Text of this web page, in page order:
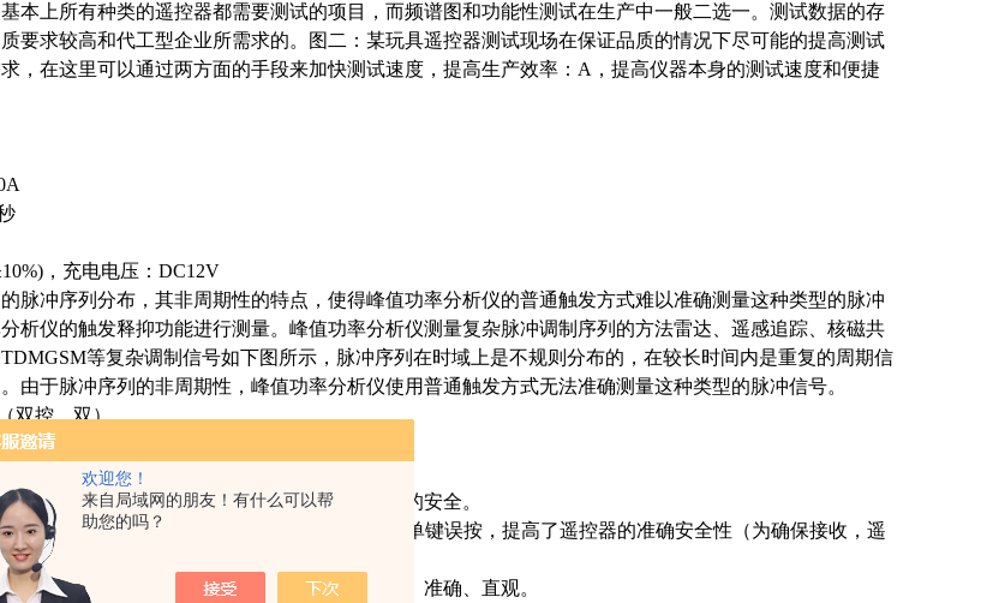
欢迎您！
来自局域网的朋友！有什么可以帮
助您的吗？
本上所有种类的遥控器都需要测试的项目，而频谱图和功能性测试在生产中一般二选一。测试数据的存
要求较高和代工型企业所需求的。图二：某玩具遥控器测试现场在保证品质的情况下尽可能的提高测试
，在这里可以通过两方面的手段来加快测试速度，提高生产效率：A，提高仪器本身的测试速度和便捷
，充电电压：DC12V
脉冲序列分布，其非周期性的特点，使得峰值功率分析仪的普通触发方式难以准确测量这种类型的脉冲
析仪的触发释抑功能进行测量。峰值功率分析仪测量复杂脉冲调制序列的方法雷达、遥感追踪、核磁共
等复杂调制信号如下图所示，脉冲序列在时域上是不规则分布的，在较长时间内是重复的周期信
由于脉冲序列的非周期性，峰值功率分析仪使用普通触发方式无法准确测量这种类型的脉冲信号。
双控、双）
采用双键确认进入工作模式，确保操作人 员的安全。
)，操作时必须同时按下两个键才能遥控击发，单键误按，提高了遥控器的准确安全性（为确保接收，遥
晶显示同步功能，在提示下操作，使用更安全、准确、直观。